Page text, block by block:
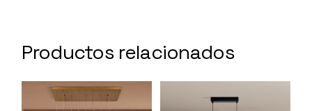
Productos relacionados